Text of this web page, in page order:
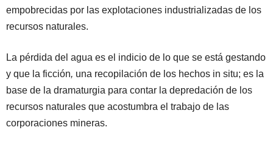
empobrecidas por las explotaciones industrializadas de los
recursos naturales.
La pérdida del agua es el indicio de lo que se está gestando
y que la ficción, una recopilación de los hechos in situ; es la
base de la dramaturgia para contar la depredación de los
recursos naturales que acostumbra el trabajo de las
corporaciones mineras.